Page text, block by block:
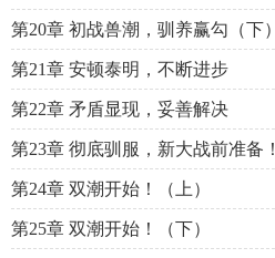
第20章 初战兽潮，驯养赢勾（下）
第21章 安顿泰明，不断进步
第22章 矛盾显现，妥善解决
第23章 彻底驯服，新大战前准备！
第24章 双潮开始！（上）
第25章 双潮开始！（下）